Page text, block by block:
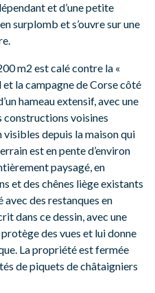
et d’une petite
surplomb et s’ouvre sur une
m2 est calé contre la «
la campagne de Corse côté
hameau extensif, avec une
constructions voisines
depuis la maison qui
est en pente d’environ
paysagé, en
et des chênes liège existants
avec des restanques en
dans ce dessin, avec une
des vues et lui donne
La propriété est fermée
de piquets de châtaigniers